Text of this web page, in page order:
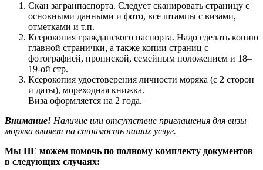
Скан загранпаспорта. Следует сканировать страницу с
основными данными и фото, все штампы с визами,
отметками и т.п.
Ксерокопия гражданского паспорта. Надо сделать копию
главной странички, а также копии страниц с
фотографией, пропиской, семейным положением и 18–
19-ой стр.
Ксерокопия удостоверения личности моряка (с 2 сторон
и даты), мореходная книжка.
Виза оформляется на 2 года.
Внимание! Наличие или отсутствие приглашения для визы
моряка влияет на стоимость наших услуг.
Мы НЕ можем помочь по полному комплекту документов
в следующих случаях: